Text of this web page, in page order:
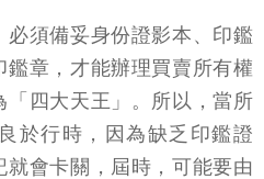
必須備妥身份證影本、印鑑
章，才能辦理買賣所有權
四大天王」。所以，當所
於行時，因為缺乏印鑑證
會卡關，屆時，可能要由